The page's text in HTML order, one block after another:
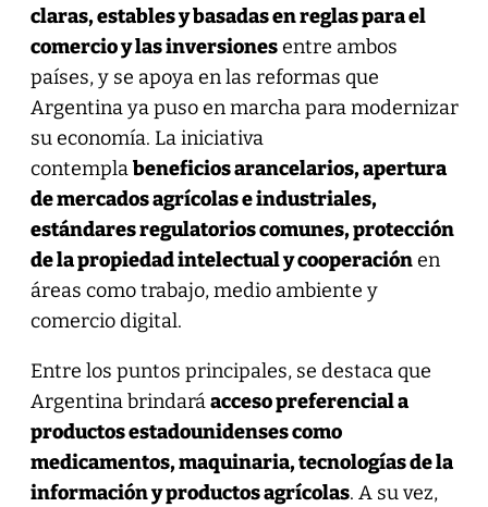
claras, estables y basadas en reglas para el
comercio y las inversionesentre ambos
países, y se apoya en las reformas que
Argentina ya puso en marcha para modernizar
su economía. La iniciativa
contemplabeneficios arancelarios, apertura
de mercados agrícolas e industriales,
estándares regulatorios comunes, protección
de la propiedad intelectual y cooperaciónen
áreas como trabajo, medio ambiente y
comercio digital.
Entre los puntos principales, se destaca que
Argentina brindaráacceso preferencial a
productos estadounidenses como
medicamentos, maquinaria, tecnologías de la
información y productos agrícolas. A su vez,